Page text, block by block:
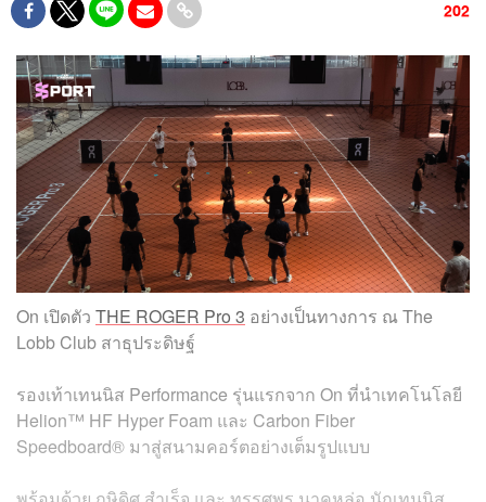
202
On เปิดตัว THE ROGER Pro 3 อย่างเป็นทางการ ณ The
Lobb Club สาธุประดิษฐ์
รองเท้าเทนนิส Performance รุ่นแรกจาก On ที่นำเทคโนโลยี
Helion™ HF Hyper Foam และ Carbon Fiber
Speedboard® มาสู่สนามคอร์ตอย่างเต็มรูปแบบ